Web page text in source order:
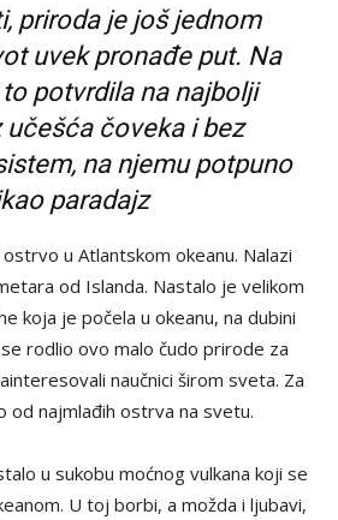
priroda je još jednom
uvek pronađe put. Na
potvrdila na najbolji
učešća čoveka i bez
na njemu potpuno
paradajz
u Atlantskom okeanu. Nalazi
od Islanda. Nastalo je velikom
koja je počela u okeanu, na dubini
rodlio ovo malo čudo prirode za
naučnici širom sveta. Za
od najmlađih ostrva na svetu.
u sukobu moćnog vulkana koji se
U toj borbi, a možda i ljubavi,